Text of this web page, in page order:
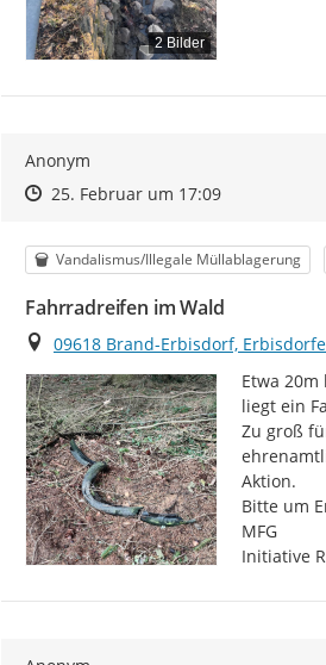
2 Bilder
Anonym
Zeitpunkt des Erstellens
Zeitpunkt des Erstellens
25. Februar um 17:09Zur Äußerung
Kategorie
Vandalismus/Illegale Müllablagerung
Fahrradreifen im Wald
Ort
09618 Brand-Erbisdorf,
Etwa
liegt ein
Zu groß
Aktion.
Bitte um
MFG
Initiative